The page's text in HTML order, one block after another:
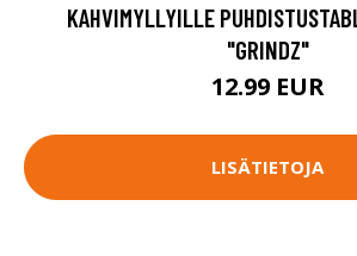
KAHVIMYLLYILLE
"GRINDZ"
12.99 EUR
LISÄTIETOJA